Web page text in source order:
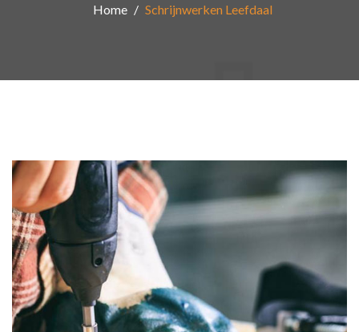
Home Schrijnwerken Leefdaal